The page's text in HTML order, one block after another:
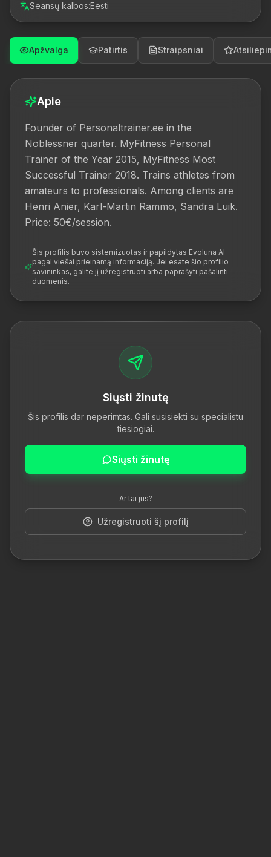
Seansų kalbos:Eesti
Apžvalga Patirtis Straipsniai
Apie
Founder of Personaltrainer.ee in the
Noblessner quarter. MyFitness Personal
Trainer of the Year 2015, MyFitness Most
Successful Trainer 2018. Trains athletes from
amateurs to professionals. Among clients are
Henri Anier, Karl-Martin Rammo, Sandra Luik.
Price: 50€/session.
Šis profilis buvo sistemizuotas ir papildytas Evoluna AI
pagal viešai prieinamą informaciją. Jei esate šio profilio
savininkas, galite jį užregistruoti arba paprašyti pašalinti
duomenis.
Siųsti žinutę
Šis profilis dar neperimtas. Gali susisiekti su specialistu
tiesiogiai.
Siųsti žinutę
Ar tai jūs?
Užregistruoti šį profilį